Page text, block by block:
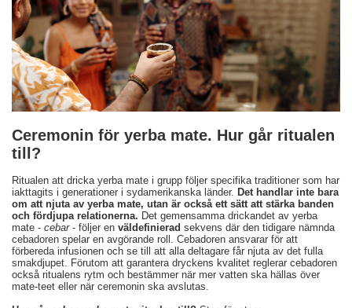
Ceremonin för yerba mate. Hur går ritualen
till?
Ritualen att dricka yerba mate i grupp följer specifika traditioner som har
iakttagits i generationer i sydamerikanska länder. Det handlar inte bara
om att njuta av yerba mate, utan är också ett sätt att stärka banden
och fördjupa relationerna. Det gemensamma drickandet av yerba
mate - cebar- följer en väldefinierad sekvens där den tidigare nämnda
cebadoren spelar en avgörande roll. Cebadoren ansvarar för att
förbereda infusionen och se till att alla deltagare får njuta av det fulla
smakdjupet. Förutom att garantera dryckens kvalitet reglerar cebadoren
också ritualens rytm och bestämmer när mer vatten ska hällas över
mate-teet eller när ceremonin ska avslutas.